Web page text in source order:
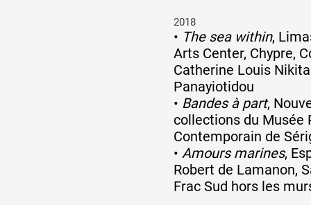
2018
• The sea within,
Arts Center, Chypre,
Catherine Louis
Panayiotidou
• Bandes à part,
collections du Musée
Contemporain de
• Amours marines,
Robert de Lamanon,
Frac Sud hors les